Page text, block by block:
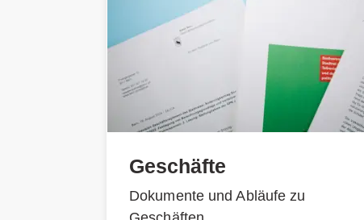
Geschäfte
Dokumente und Abläufe zu